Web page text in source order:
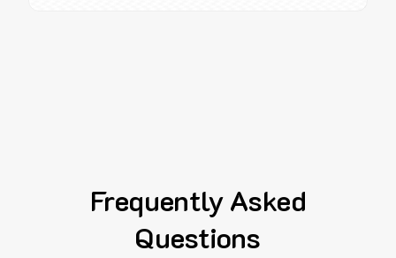
Frequently Asked
Questions